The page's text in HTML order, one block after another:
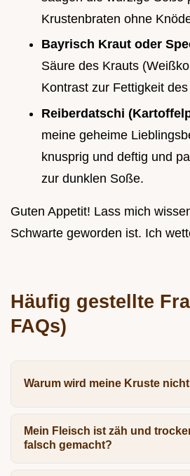
Krustenbraten ohne
Bayrisch Kraut oder
Säure des Krauts
Kontrast zur Fettigkeit
Reiberdatschi
meine geheime
knusprig und deftig und
zur dunklen Soße.
Guten Appetit! Lass mich
Schwarte geworden ist. Ich
Häufig gestellte
FAQs)
Warum wird meine Kruste
Mein Fleisch ist zäh und
falsch gemacht?